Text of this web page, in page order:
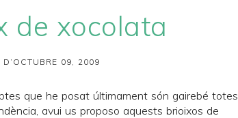
de xocolata
D’OCTUBRE 09, 2009
que he posat últimament són gairebé totes
avui us proposo aquests brioixos de